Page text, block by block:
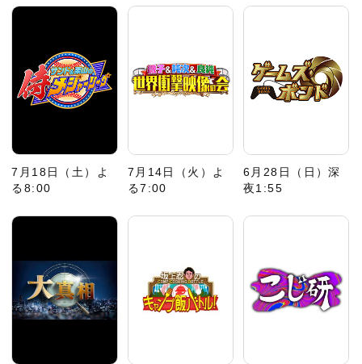
7月18日（土）よ
る8:00
7月14日（火）よ
る7:00
6月28日（日）深
夜1:55